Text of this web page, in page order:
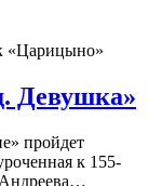
«Царицыно»
Девушка»
пройдет
к 155-